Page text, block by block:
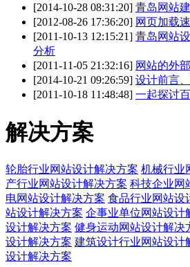
[2014-10-28 08:31:20] 青岛网站
[2012-08-26 17:36:20] 网页加载
[2011-10-13 12:15:21] 青岛网站
分析
[2011-11-05 21:32:16] 网站的外
[2014-10-21 09:26:59] 设计前言
[2011-10-18 11:48:48] 一起探讨
解决方案
轮胎行业网站设计解决方案 机械行业
产行业网站设计解决方案 科技企业网
电网站设计解决方案 食品行业网站设
站设计解决方案 企事业单位网站设计
设计解决方案 健身运动网站设计解决
设计解决方案 建筑设计行业网站设计
设计解决方案